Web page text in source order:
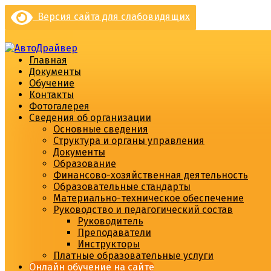
Перейти
содержимому
Версия сайта для слабовидящих
Главная
Документы
Обучение
Контакты
Фотогалерея
Сведения об организации
Основные сведения
Структура и органы управления
Документы
Образование
Финансово-хозяйственная деятельность
Образовательные стандарты
Материально-техническое обеспечение
Руководство и педагогический состав
Руководитель
Преподаватели
Инструкторы
Платные образовательные услуги
Онлайн обучение на сайте